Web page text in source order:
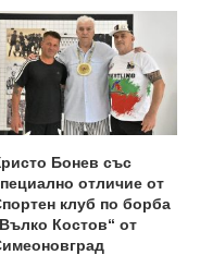
Бонев със
отличие от
клуб по борба
Костов“ от